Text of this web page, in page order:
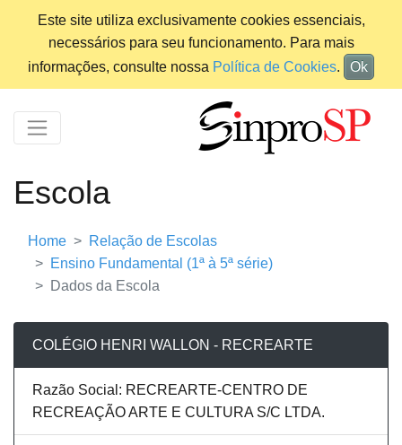
Este site utiliza exclusivamente cookies essenciais,
necessários para seu funcionamento. Para mais
informações, consulte nossa Política de Cookies. Ok
Escola
Home
Relação de Escolas
Ensino Fundamental (1ª à 5ª série)
Dados da Escola
COLÉGIO HENRI WALLON - RECREARTE
Razão Social: RECREARTE-CENTRO DE
RECREAÇÃO ARTE E CULTURA S/C LTDA.